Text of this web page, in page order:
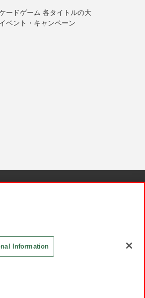
ードゲーム 各タイトルの大
ベント・キャンペーン
Information